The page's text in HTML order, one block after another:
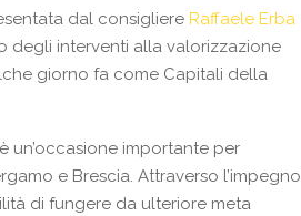
dal consigliere Raffaele Erba
degli interventi alla valorizzazione
giorno fa come Capitali della
un’occasione importante per
e Brescia. Attraverso l’impegno
di fungere da ulteriore meta